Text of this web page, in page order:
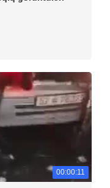
00:00:11